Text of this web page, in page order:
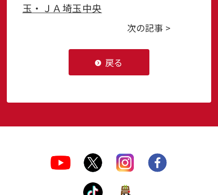
玉・ＪＡ埼玉中央
次の記事 >
戻る